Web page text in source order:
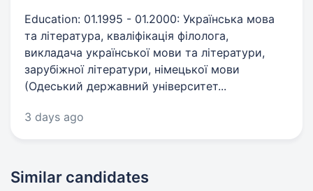
Education: 01.1995 - 01.2000: Українська мова
та література, кваліфікація філолога,
викладача української мови та літератури,
зарубіжної літератури, німецької мови
(Одеський державний університет...
3 days ago
Similar candidates